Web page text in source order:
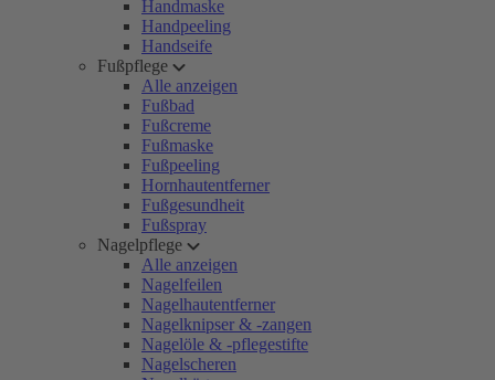
Handmaske
Handpeeling
Handseife
Fußpflege
Alle anzeigen
Fußbad
Fußcreme
Fußmaske
Fußpeeling
Hornhautentferner
Fußgesundheit
Fußspray
Nagelpflege
Alle anzeigen
Nagelfeilen
Nagelhautentferner
Nagelknipser & -zangen
Nagelöle & -pflegestifte
Nagelscheren